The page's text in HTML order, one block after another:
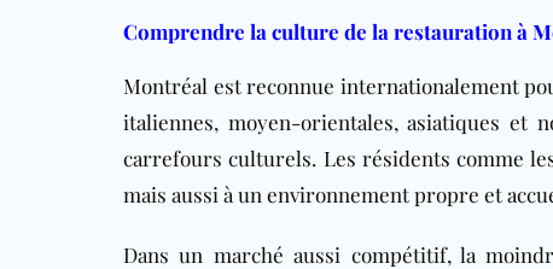
Comprendre la culture de la restauration à
Montréal est reconnue internationalement
italiennes, moyen-orientales, asiatiques et
carrefours culturels. Les résidents comme
mais aussi à un environnement propre et
Dans un marché aussi compétitif, la